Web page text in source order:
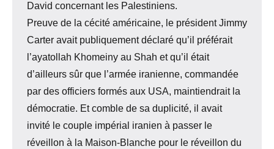
David concernant les Palestiniens.
Preuve de la cécité américaine, le président Jimmy
Carter avait publiquement déclaré qu’il préférait
l’ayatollah Khomeiny au Shah et qu’il était
d’ailleurs sûr que l’armée iranienne, commandée
par des officiers formés aux USA, maintiendrait la
démocratie. Et comble de sa duplicité, il avait
invité le couple impérial iranien à passer le
réveillon à la Maison-Blanche pour le réveillon du